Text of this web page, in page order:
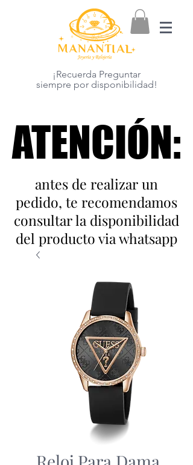
¡Recuerda Preguntar
siempre por disponibilidad!
ATENCIÓN:
ATENCIÓN:
antes de realizar un
pedido, te recomendamos
consultar la disponibilidad
del producto via whatsapp